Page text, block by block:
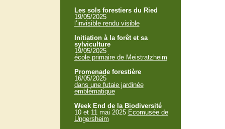
Les sols forestiers du Ried
19/05/2025
l’invisible rendu visible
Initiation à la forêt et sa
sylviculture
19/05/2025
école primaire de Meistratzheim
Promenade forestière
16/05/2025
dans une futaie jardinée
emblématique
Week End de la Biodiversité
10 et 11 mai 2025 Ecomusée de
Ungersheim